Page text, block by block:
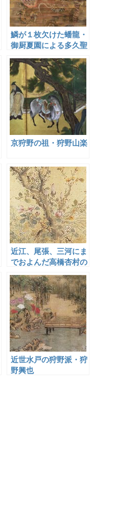
鱗が１枚欠けた蟠龍・
御厨夏園による多久聖
京狩野の祖・狩野山楽
近江、尾張、三河にま
でおよんだ高橋杏村の
近世水戸の狩野派・狩
野興也